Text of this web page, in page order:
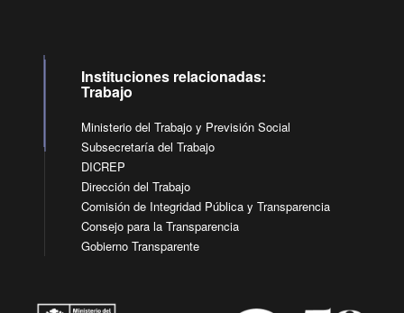
Instituciones relacionadas:
Trabajo
Ministerio del Trabajo y Previsión Social
Subsecretaría del Trabajo
DICREP
Dirección del Trabajo
Comisión de Integridad Pública y Transparencia
Consejo para la Transparencia
Gobierno Transparente